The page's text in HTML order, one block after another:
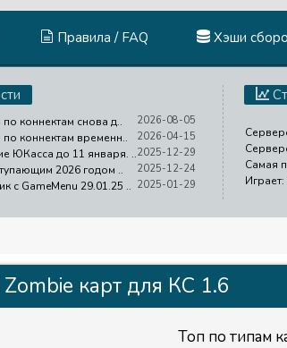
Правила / FAQ Хэши
2026-08-05
по коннектам снова д..
2026-04-15
по коннектам временн..
2025-12-29
ЮКасса до 11 января. ..
2025-12-24
2026 годом ..
2025-01-29
с GameMenu 29.01.25 ..
Самая
Играет:
карт для КС 1.6
Топ по типам